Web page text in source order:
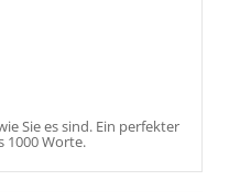
Sie es sind. Ein perfekter
1000 Worte.